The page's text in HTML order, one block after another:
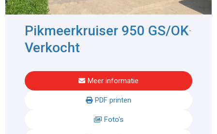
Pikmeerkruiser 950 GS/OK-
Verkocht
Meer informatie
PDF printen
Foto's